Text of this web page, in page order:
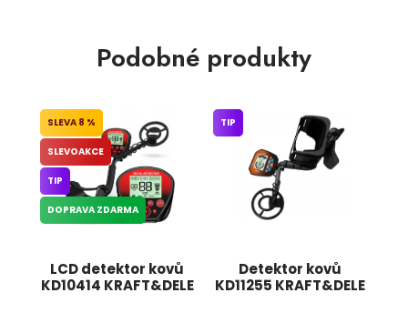
Podobné produkty
LCD detektor kovů
KD10414 KRAFT&DELE
8 %
SLEVOAKCE
TIP
DOPRAVA ZDARMA
Detektor kovů
KD11255 KRAFT&DELE
TIP